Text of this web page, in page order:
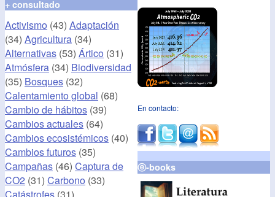
+ consultado
Activismo (43) Adaptación
(34) Agricultura (34)
Alternativas (53) Ártico (31)
Atmósfera (34) Biodiversidad
(35) Bosques (32)
Calentamiento global (68)
Cambio de hábitos (39)
Cambios actuales (64)
Cambios ecosistémicos (40)
Cambios futuros (35)
Campañas (46) Captura de
CO2 (31) Carbono (33)
En contacto:
ⓔ-books